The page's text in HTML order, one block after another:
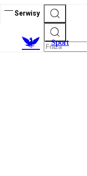
Serwisy
Sport